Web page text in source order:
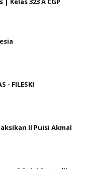
- FILESKI
II Puisi Akmal